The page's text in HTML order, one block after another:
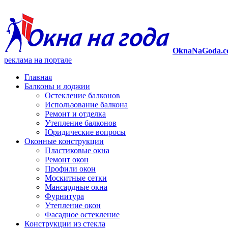
реклама на портале
Главная
Балконы и лоджии
Остекление балконов
Использование балкона
Ремонт и отделка
Утепление балконов
Юридические вопросы
Оконные конструкции
Пластиковые окна
Ремонт окон
Профили окон
Москитные сетки
Мансардные окна
Фурнитура
Утепление окон
Фасадное остекление
Конструкции из стекла